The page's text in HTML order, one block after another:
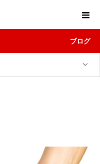
ブログ